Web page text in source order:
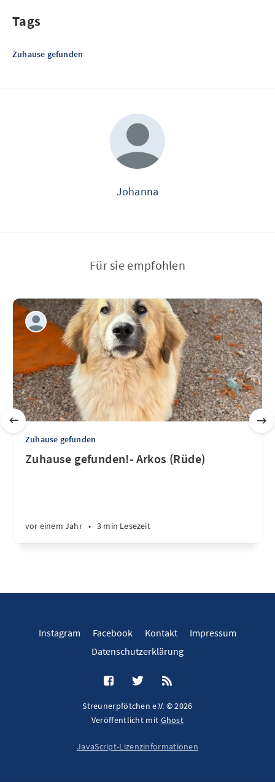
Tags
Zuhause gefunden
Johanna
Für sie empfohlen
Zuhause gefunden
Zuhause gefunden!- Arkos (Rüde)
vor einem Jahr • 3 min Lesezeit
Instagram Facebook Kontakt
Impressum
Datenschutzerklärung
Streunerpfötchen e.V. © 2026
Veröffentlicht mit Ghost
JavaScript-Lizenzinformationen